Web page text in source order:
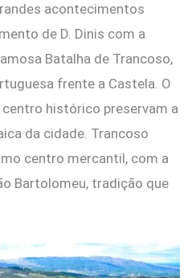
acontecimentos
de D. Dinis com a
Batalha de Trancoso,
frente a Castela. O
histórico preservam a
da cidade. Trancoso
centro mercantil, com a
Bartolomeu, tradição que